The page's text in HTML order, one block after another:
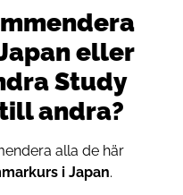
eller
Study
andra?
alla de här
i Japan.